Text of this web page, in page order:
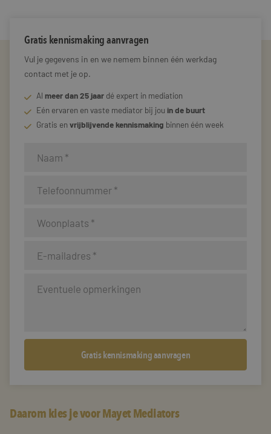
Daarom kies je voor Mayet Mediators
Gratis kennismaking aanvragen
Vul je gegevens in en we nemem binnen één werkdag
contact met je op.
Al meer dan 25 jaar dé expert in mediation
Eén ervaren en vaste mediator bij jou in de buurt
Gratis envrijblijvende kennismaking binnen één week